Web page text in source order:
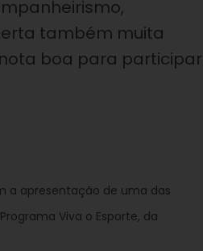
também muita
boa para participar
a apresentação de uma das
Viva o Esporte, da